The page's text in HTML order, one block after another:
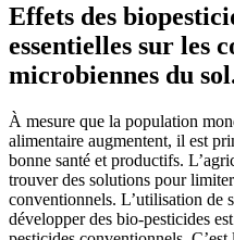
Effets des
essentielles sur les
microbiennes du
À mesure que la population
alimentaire augmentent, il est
bonne santé et productifs.
trouver des solutions pour
conventionnels. L’utilisation de
développer des bio-pesticides